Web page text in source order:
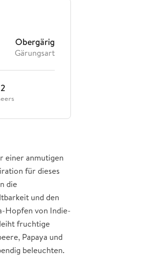
Obergärig
Gärungsart
2
einer anmutigen
für dieses
die
und den
Hopfen von Indie-
fruchtige
Papaya und
beleuchten.